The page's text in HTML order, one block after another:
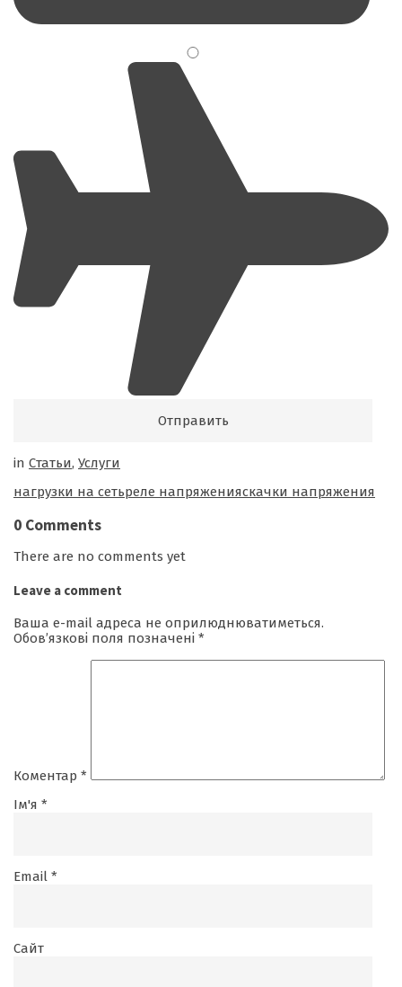
in Cтатьи, Услуги
Tags:
нагрузки на сетьреле напряженияскачки напряжения
0 Comments
There are no comments yet
Leave a comment
Ваша e-mail адреса не оприлюднюватиметься.
Обов’язкові поля позначені *
Коментар *
Ім'я *
Email *
Сайт